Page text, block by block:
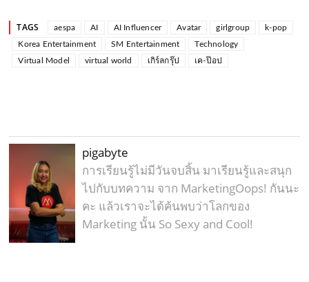
TAGS aespa AI AI Influencer Avatar girlgroup
k-pop
Korea Entertainment
SM Entertainment
Technology
Virtual Model
virtual world เกิร์ลกรุ๊ป เค-ป๊อป
pigabyte
การเรียนรู้ไม่มีวันจบสิ้น มาเรียนรู้และสนุก
ไปกับบทความ จาก MarketingOops! กันนะ
คะ แล้วเราจะได้ค้นพบว่าโลกของ
Marketing นั้น So Sexy and Cool!